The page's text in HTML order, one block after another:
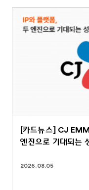
[카드뉴스] CJ
엔진으로 기대되는
2026.08.05